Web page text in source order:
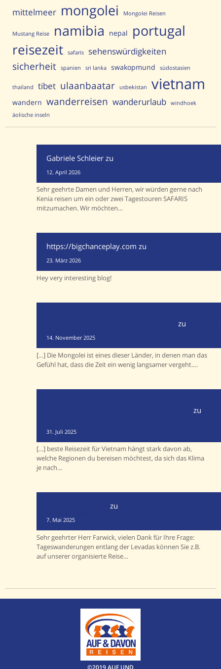
mittelmeer mongolei Mongolei Reisen
Mustang Reise namibia nepal portugal
reisezeit safaris sehenswürdigkeiten
sicherheit spanien sri lanka swakopmund südostasien
thailand tibet ulaanbaatar usbekistan vietnam
wandern wanderreisen wanderurlaub
windhoek
äolische inseln
Gabriele Schleierzu
12. April 2026
Sehr geehrte Damen und Herren, wir würden gerne nach
Kenia reisen um ein oder zwei Tagestouren SAFARIS
mitzumachen. Wir möchten…
https://bigchanceplay.com zu
Mongolei-Reisen?
23. März 2026
Hey very interesting blog!
zu
14. November 2025
[…] Die Mongolei ist eines dieser Länder, in denen man das
Gefühl hat, dass die Zeit ein wenig langsamer vergeht.…
zu
31. Juli 2025
[…] beste Reisezeit für Vietnam hängt stark davon ab,
welche Regionen du bereisen möchtest, da sich das Klima
je nach…
zu
7. Mai 2025
Sehr geehrter Herr Farwick, vielen Dank für Ihre Frage:
Tageswanderungen entlang der Levadas können Sie z.B.
auf unserer organisierte Reise…
©2019 AUF UND